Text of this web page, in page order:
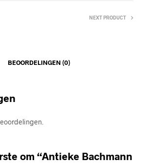
NEXT PRODUCT
BEOORDELINGEN (0)
om “Antieke Bachmann